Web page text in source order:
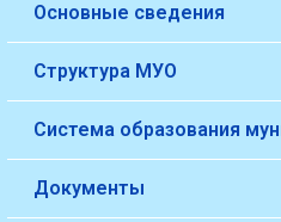
Основные сведения
Структура МУО
Система образования
Документы